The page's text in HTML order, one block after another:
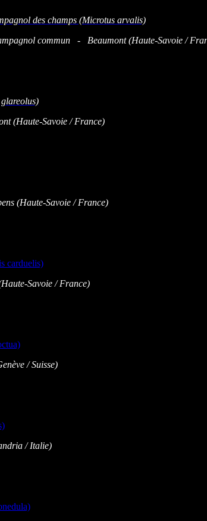
commun - Beaumont (Haute-Savoie/
(Haute-Savoie / France)
(Haute-Savoie / France)
Savoie / France)
/ Suisse)
/ Italie)